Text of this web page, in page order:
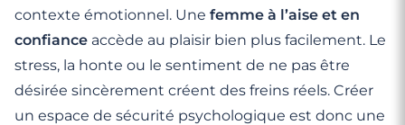
contexte émotionnel. Une femme à l’aise et en
confiance accède au plaisir bien plus facilement. Le
stress, la honte ou le sentiment de ne pas être
désirée sincèrement créent des freins réels. Créer
un espace de sécurité psychologique est donc une